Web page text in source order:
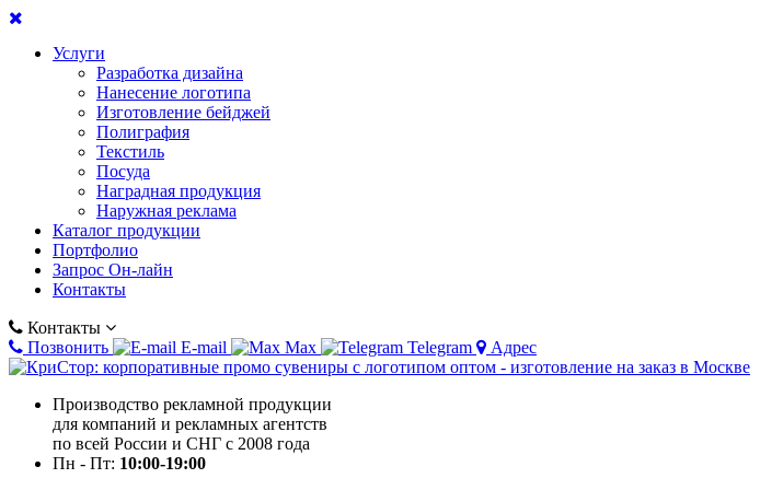
Услуги
Разработка дизайна
Нанесение логотипа
Изготовление бейджей
Полиграфия
Текстиль
Посуда
Наградная продукция
Наружная реклама
Каталог продукции
Портфолио
Запрос Он-лайн
Контакты
Контакты
Позвонить
E-mail Max Telegram Адрес
Производство рекламной продукции
для компаний и рекламных агентств
по всей России и СНГ с 2008 года
Пн - Пт: 10:00-19:00